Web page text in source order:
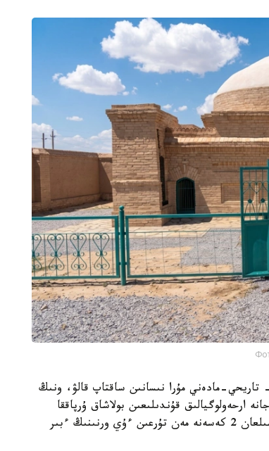
تاريحي-مادەني مۇرا نىسانىن ساقتاپ قالۋ، ونىڭ
ارحەولوگيالىق قۇندىلىعىن بولاشاق ۇرپاققا
جەتكىزۋ. جوسپارعا سايكەس ارحەولوگيالىق قازبا بارىسىندا ارشىلعان 2 كەسەنە مەن تۇرعىن ءۇي ورنىنىڭ ءبىر